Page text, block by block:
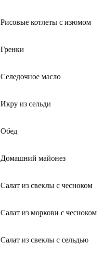
Рисовые котлеты с изюмом
Гренки
Селедочное масло
Икру из сельди
Обед
Домашний майонез
Салат из свеклы с чесноком
Салат из моркови с чесноком
Салат из свеклы с сельдью